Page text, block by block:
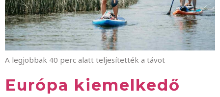
A legjobbak 40 perc alatt teljesítették a távot
Európa kiemelkedő